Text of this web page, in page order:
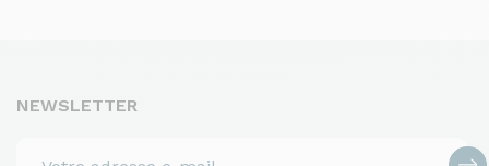
NEWSLETTER